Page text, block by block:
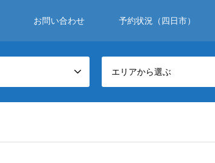
お問い合わせ 予約状況（四日市）
エリアから選ぶ